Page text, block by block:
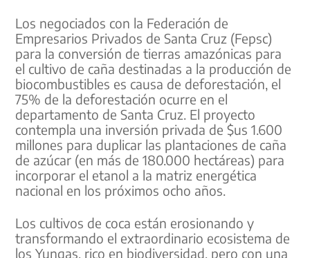
Los negociados con la Federación de
Empresarios Privados de Santa Cruz (Fepsc)
para la conversión de tierras amazónicas para
el cultivo de caña destinadas a la producción de
biocombustibles es causa de deforestación, el
75% de la deforestación ocurre en el
departamento de Santa Cruz. El proyecto
contempla una inversión privada de $us 1.600
millones para duplicar las plantaciones de caña
de azúcar (en más de 180.000 hectáreas) para
incorporar el etanol a la matriz energética
nacional en los próximos ocho años.
Los cultivos de coca están erosionando y
transformando el extraordinario ecosistema de
los Yungas, rico en biodiversidad, pero con una